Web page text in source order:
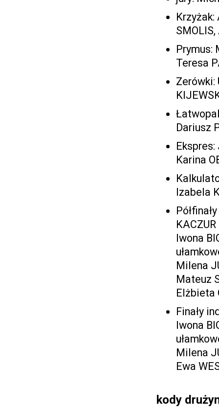
Prymus:
Teresa
Zerówki:
Dariusz
Karina
Izabela
Iwona
Milena
Mateuz
Elżbieta
Finały
Iwona
Milena
Ewa
kody